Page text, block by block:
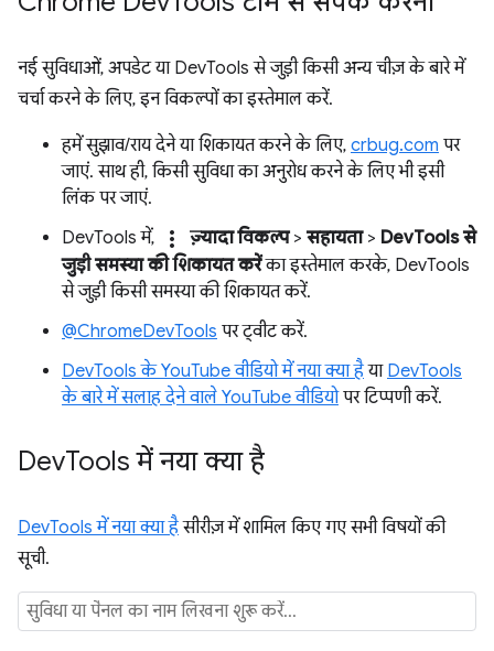
नई सुविधाओं, अपडेट या DevTools से जुड़ी किसी अन्य चीज़ के बारे में
चर्चा करने के लिए, इन विकल्पों का इस्तेमाल करें.
हमें सुझाव/राय देने या शिकायत करने के लिए, crbug.com पर
जाएं. साथ ही, किसी सुविधा का अनुरोध करने के लिए भी इसी
लिंक पर जाएं.
DevTools में,
more_vert ज़्यादा विकल्प> सहायता> DevTools से
जुड़ी समस्या की शिकायत करेंका इस्तेमाल करके, DevTools
से जुड़ी किसी समस्या की शिकायत करें.
@ChromeDevTools पर ट्वीट करें.
DevTools के YouTube वीडियो में नया क्या हैया DevTools
के बारे में सलाह देने वाले YouTube वीडियोपर टिप्पणी करें.
DevTools में नया क्या है
DevTools में नया क्या हैसीरीज़ में शामिल किए गए सभी विषयों की
सूची.